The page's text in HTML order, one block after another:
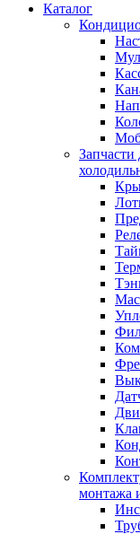
Каталог
Запчасти
монтажа